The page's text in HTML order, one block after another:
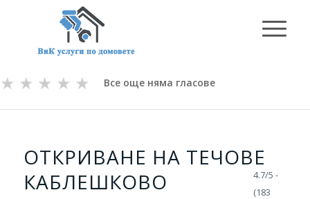
★
★
★
★
★ Все още няма гласове
ОТКРИВАНЕ НА ТЕЧОВЕ
КАБЛЕШКОВО
4.7/5 -
(183